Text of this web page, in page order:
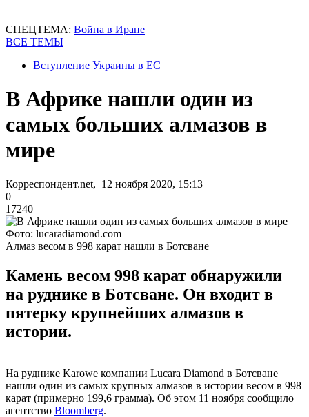
СПЕЦТЕМА: Война в Иране
ВСЕ ТЕМЫ
Вступление Украины в ЕС
В Африке нашли один из
самых больших алмазов в
мире
Корреспондент.net, 12 ноября 2020, 15:13
0
17240
Фото: lucaradiamond.com
Алмаз весом в 998 карат нашли в Ботсване
Камень весом 998 карат обнаружили
на руднике в Ботсване. Он входит в
пятерку крупнейших алмазов в
истории.
На руднике Karowe компании Lucara Diamond в Ботсване
нашли один из самых крупных алмазов в истории весом в 998
карат (примерно 199,6 грамма). Об этом 11 ноября сообщило
агентство Bloomberg.